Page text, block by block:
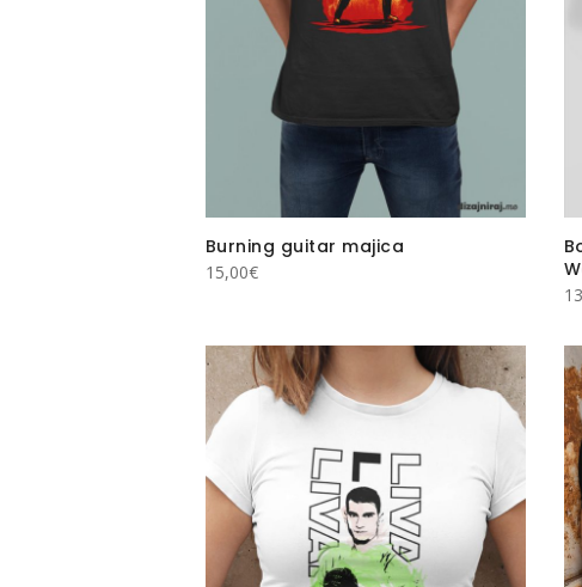
Burning guitar majica
15,00€